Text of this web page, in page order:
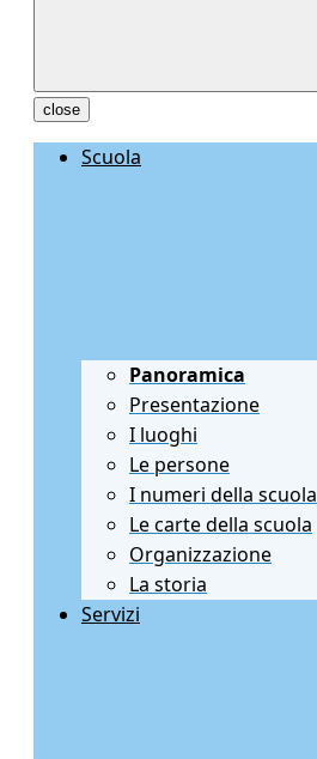
close
Scuola
Panoramica
Presentazione
I luoghi
Le persone
I numeri della scuola
Le carte della scuola
Organizzazione
La storia
Servizi